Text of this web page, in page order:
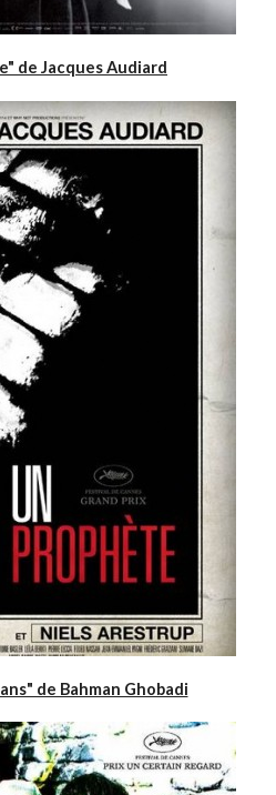
de Jacques Audiard
de Bahman Ghobadi